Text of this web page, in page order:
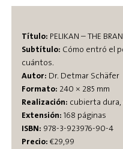
Título: PELIKAN – THE
Subtítulo: Cómo entró el
cuántos.
Autor: Dr. Detmar Schäfer
Formato: 240 × 285 mm
Realización: cubierta
Extensión: 168 páginas
ISBN: 978-3-923976-90-4
Precio:€29,99